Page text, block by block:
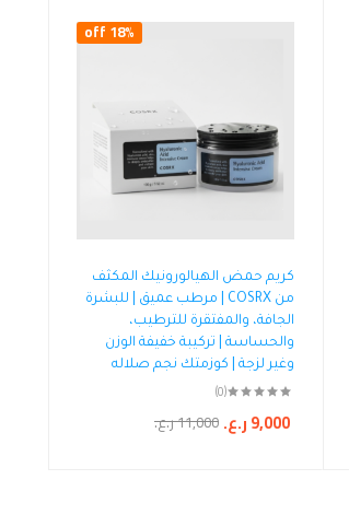
18% off
كريم حمض الهيالورونيك المكثف
من COSRX | مرطب عميق | للبشرة
الجافة، والمفتقرة للترطيب،
والحساسة | تركيبة خفيفة الوزن
وغير لزجة | كوزمتك نجم صلاله
(0)
11,000ر.ع. 9,000ر.ع.